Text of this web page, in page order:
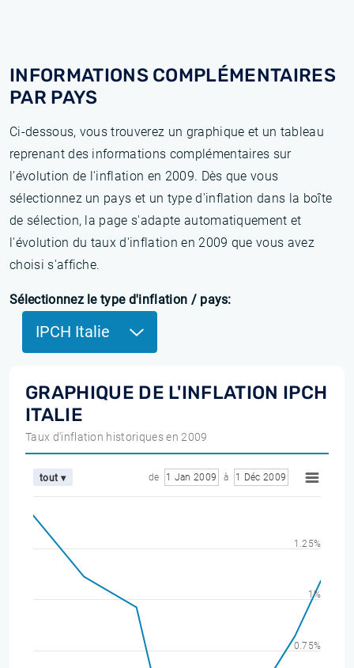
INFORMATIONS COMPLÉMENTAIRES
PAR PAYS
Ci-dessous, vous trouverez un graphique et un tableau
reprenant des informations complémentaires sur
l’évolution de l'inflation en 2009. Dès que vous
sélectionnez un pays et un type d'inflation dans la boîte
de sélection, la page s'adapte automatiquement et
l'évolution du taux d'inflation en 2009 que vous avez
choisi s'affiche.
Sélectionnez le type d'inflation / pays:
IPCH Italie
GRAPHIQUE DE L'INFLATION IPCH
ITALIE
Taux d'inflation historiques en 2009
tout ▾ de 1 Jan 2009 à 1 Déc 2009
0.75%
1%
1.25%